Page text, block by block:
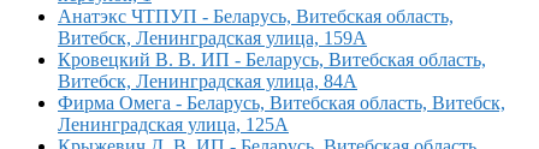
Анатэкс ЧТПУП - Беларусь, Витебская область,
Витебск, Ленинградская улица, 159А
Кровецкий В. В. ИП - Беларусь, Витебская область,
Витебск, Ленинградская улица, 84А
Фирма Омега - Беларусь, Витебская область, Витебск,
Ленинградская улица, 125А